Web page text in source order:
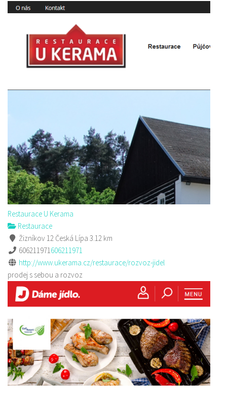
Restaurace U Kerama
Restaurace
Žizníkov 12 Česká Lípa 3.12 km
606211971606211971
http://www.ukerama.cz/restaurace/rozvoz-jidel
prodej s sebou a rozvoz